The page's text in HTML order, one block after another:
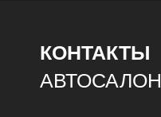
КОНТАКТЫ
АВТОСАЛОН